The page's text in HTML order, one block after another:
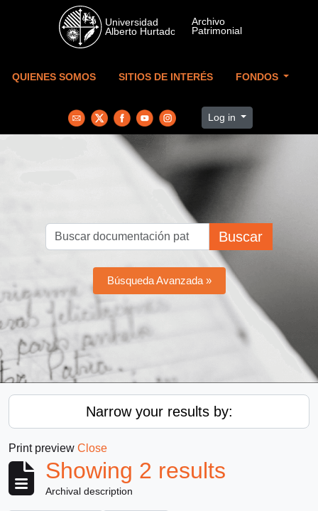
Skip to main content
QUIENES SOMOS SITIOS DE INTERÉS FONDOS
Log in
Buscar
Búsqueda Avanzada »
Narrow your results by:
Print preview Close
Showing 2 results
Archival description